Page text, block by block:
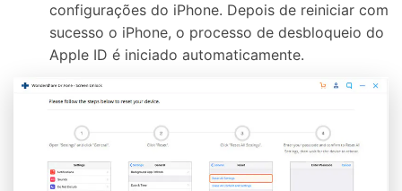
configurações do iPhone. Depois de reiniciar com
sucesso o iPhone, o processo de desbloqueio do
Apple ID é iniciado automaticamente.